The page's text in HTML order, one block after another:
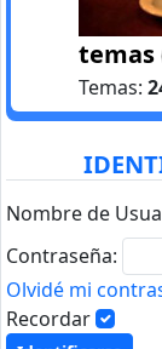
temas
Temas:
Nombre de
Contraseña:
Olvidé mi
Recordar